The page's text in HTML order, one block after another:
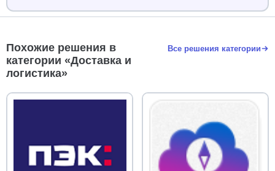
Похожие решения в
категории «Доставка и
логистика»
Все решения категории